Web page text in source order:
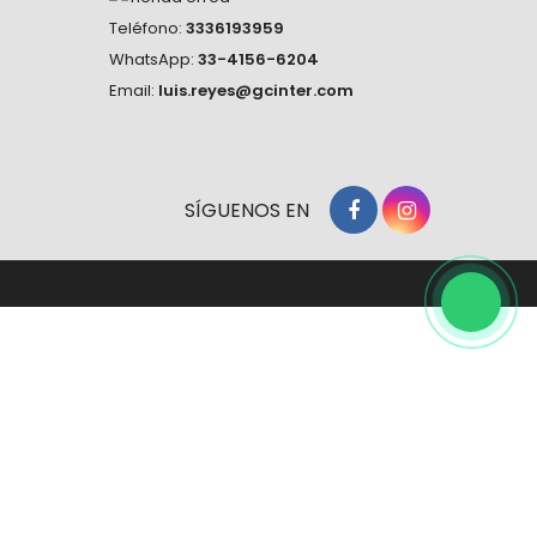
Teléfono: 3336193959
WhatsApp: 33-4156-6204
Email: luis.reyes@gcinter.com
SÍGUENOS EN